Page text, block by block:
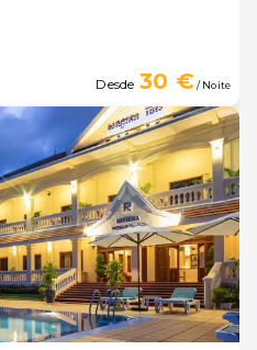
Desde 30 €/ Noite